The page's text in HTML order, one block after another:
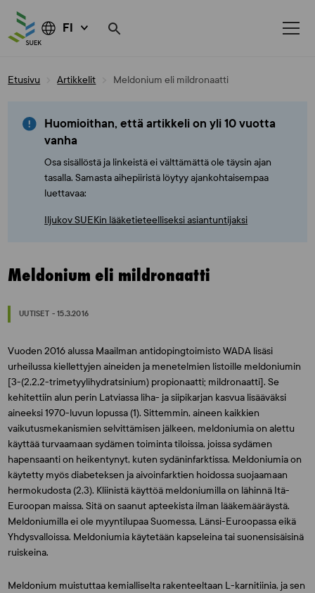
FI
Etusivu Artikkelit Meldonium eli mildronaatti
Huomioithan, että artikkeli on yli 10 vuotta
vanha
Osa sisällöstä ja linkeistä ei välttämättä ole täysin ajan
tasalla. Samasta aihepiiristä löytyy ajankohtaisempaa
luettavaa:
Iljukov SUEKin lääketieteelliseksi asiantuntijaksi
Meldonium eli mildronaatti
UUTISET - 15.3.2016
Vuoden 2016 alussa Maailman antidopingtoimisto WADA lisäsi
urheilussa kiellettyjen aineiden ja menetelmien listoille meldoniumin
[3-(2,2,2-trimetyylihydratsinium) propionaatti; mildronaatti]. Se
kehitettiin alun perin Latviassa liha- ja siipikarjan kasvua lisääväksi
aineeksi 1970-luvun lopussa (1). Sittemmin, aineen kaikkien
vaikutusmekanismien selvittämisen jälkeen, meldoniumia on alettu
käyttää turvaamaan sydämen toiminta tiloissa, joissa sydämen
hapensaanti on heikentynyt, kuten sydäninfarktissa. Meldoniumia on
käytetty myös diabeteksen ja aivoinfarktien hoidossa suojaamaan
hermokudosta (2,3). Kliinistä käyttöä meldoniumilla on lähinnä Itä-
Euroopan maissa. Sitä on saanut apteekista ilman lääkemääräystä.
Meldoniumilla ei ole myyntilupaa Suomessa, Länsi-Euroopassa eikä
Yhdysvalloissa. Meldoniumia käytetään kapseleina tai suonensisäisinä
ruiskeina.
Meldonium muistuttaa kemialliselta rakenteeltaan L-karnitiinia, ja sen